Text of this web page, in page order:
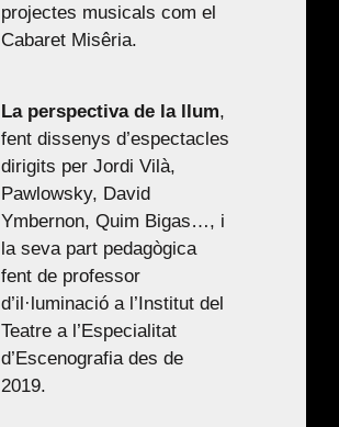
projectes musicals com el
Cabaret Misêria.
La perspectiva de la llum,
fent dissenys d’espectacles
dirigits per Jordi Vilà,
Pawlowsky, David
Ymbernon, Quim Bigas…, i
la seva part pedagògica
fent de professor
d’il·luminació a l’Institut del
Teatre a l’Especialitat
d’Escenografia des de
2019.